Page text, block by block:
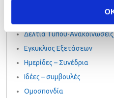
Δελτία Τύπου-
Εγκυκλιος Εξετάσεων
Ημερίδες – Συνέδρια
Ιδέες – συμβουλές
Ομοσπονδία